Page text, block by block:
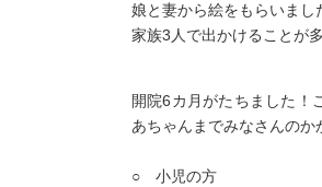
娘と妻から絵をもらいまし
家族3人で出かけることが
開院6カ月がたちました！
あちゃんまでみなさんの
○ 小児の方